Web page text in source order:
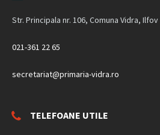
Str. Principala nr. 106, Comuna Vidra, Ilfov
021-361 22 65
secretariat@primaria-vidra.ro
TELEFOANE UTILE